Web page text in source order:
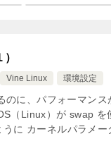
Vine Linux 環境設定
のに、パフォーマン
（Linux）が swap を
うに カーネルパラメ